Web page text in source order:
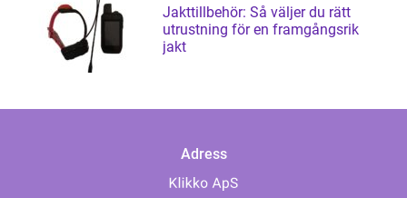
Jakttillbehör: Så väljer du rätt
utrustning för en framgångsrik
jakt
Adress